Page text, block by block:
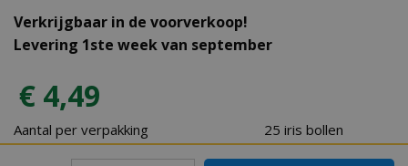
Verkrijgbaar in de voorverkoop!
Levering 1ste week van september
€ 4,49
Aantal per verpakking 25 iris bollen